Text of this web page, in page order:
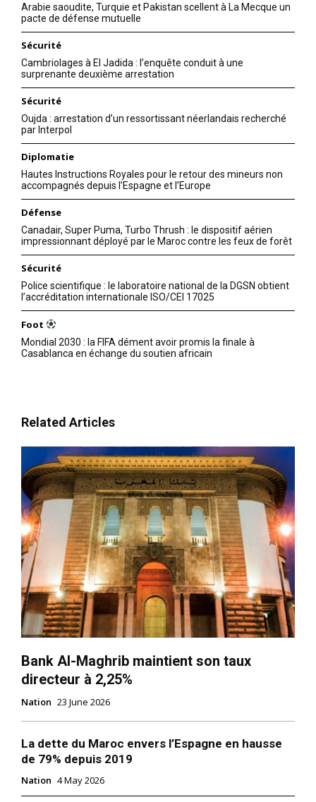
Arabie saoudite, Turquie et Pakistan scellent à La Mecque un
pacte de défense mutuelle
Sécurité
Cambriolages à El Jadida : l’enquête conduit à une
surprenante deuxième arrestation
Sécurité
Oujda : arrestation d’un ressortissant néerlandais recherché
par Interpol
Diplomatie
Hautes Instructions Royales pour le retour des mineurs non
accompagnés depuis l’Espagne et l’Europe
Défense
Canadair, Super Puma, Turbo Thrush : le dispositif aérien
impressionnant déployé par le Maroc contre les feux de forêt
Sécurité
Police scientifique : le laboratoire national de la DGSN obtient
l’accréditation internationale ISO/CEI 17025
Foot
Mondial 2030 : la FIFA dément avoir promis la finale à
Casablanca en échange du soutien africain
Related Articles
Bank Al-Maghrib maintient son taux
directeur à 2,25%
Nation 23 June 2026
La dette du Maroc envers l’Espagne en hausse
de 79% depuis 2019
Nation 4 May 2026